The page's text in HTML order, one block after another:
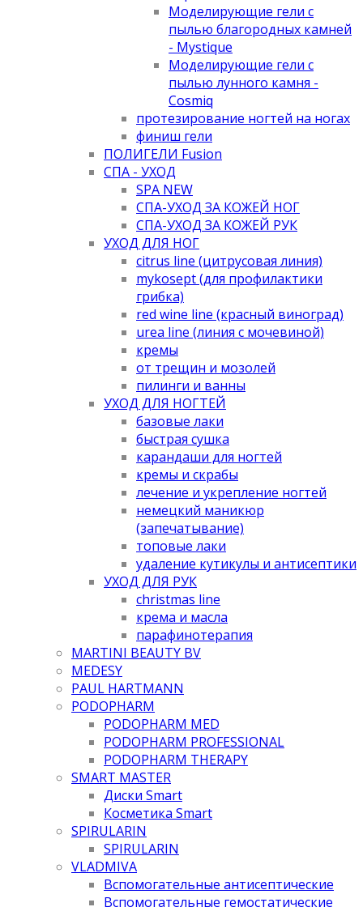
Моделирующие гели с
пылью благородных камней
- Mystique
Моделирующие гели с
пылью лунного камня -
Cosmiq
протезирование ногтей на ногах
финиш гели
ПОЛИГЕЛИ Fusion
СПА - УХОД
SPA NEW
СПА-УХОД ЗА КОЖЕЙ НОГ
СПА-УХОД ЗА КОЖЕЙ РУК
УХОД ДЛЯ НОГ
citrus line (цитрусовая линия)
mykosept (для профилактики
грибка)
red wine line (красный виноград)
urea line (линия с мочевиной)
кремы
от трещин и мозолей
пилинги и ванны
УХОД ДЛЯ НОГТЕЙ
базовые лаки
быстрая сушка
карандаши для ногтей
кремы и скрабы
лечение и укрепление ногтей
немецкий маникюр
(запечатывание)
топовые лаки
удаление кутикулы и антисептики
УХОД ДЛЯ РУК
christmas line
крема и масла
парафинотерапия
MARTINI BEAUTY BV
MEDESY
PAUL HARTMANN
PODOPHARM
PODOPHARM MED
PODOPHARM PROFESSIONAL
PODOPHARM THERAPY
SMART MASTER
Диски Smart
Косметика Smart
SPIRULARIN
SPIRULARIN
VLADMIVA
Вспомогательные антисептические
Вспомогательные гемостатические